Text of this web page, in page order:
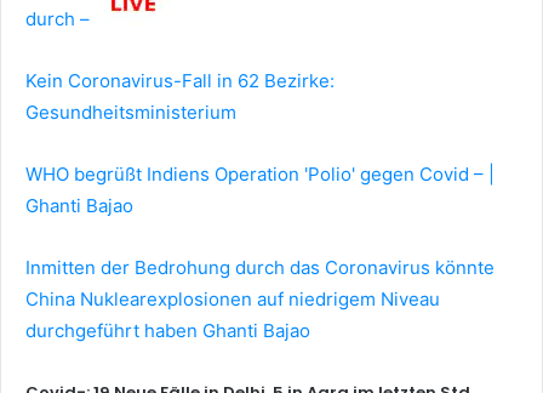
durch –
Kein Coronavirus-Fall in 62 Bezirke:
Gesundheitsministerium
WHO begrüßt Indiens Operation 'Polio' gegen Covid – |
Ghanti Bajao
Inmitten der Bedrohung durch das Coronavirus könnte
China Nuklearexplosionen auf niedrigem Niveau
durchgeführt haben Ghanti Bajao